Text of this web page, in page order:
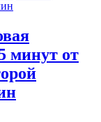
минут от